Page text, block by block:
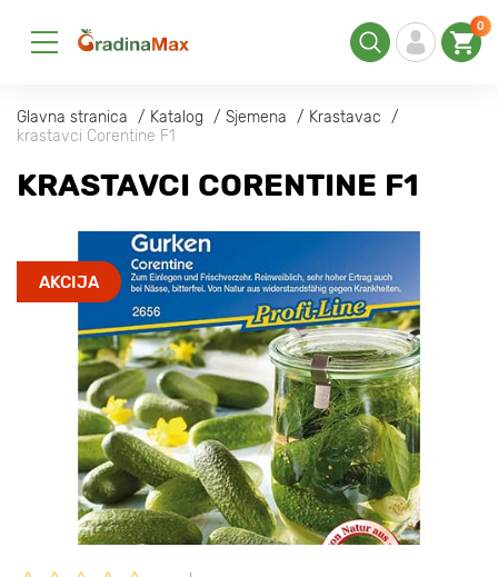
0
Glavna stranica Katalog Sjemena
Krastavac
krastavci Corentine F1
KRASTAVCI CORENTINE F1
AKCIJA